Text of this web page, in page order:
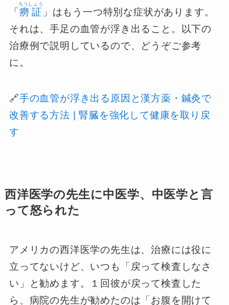
「癆証
ろうしょう
」はもう一つ特別な症状があります。
それは、手足の血管が浮き出ること。以下の
治療例で説明しているので、どうぞご参考
に。
🔗手の血管が浮き出る原因と漢方薬・鍼灸で
改善する方法 | 腎臓を強化して健康を取り戻
す
西洋医学の先生に中医学、中医学と言
って怒られた
アメリカの西洋医学の先生は、治療には役に
立ってないけど、いつも「戻って検査しなさ
い」と勧めます。１回彼が戻って検査した
ら、病院の先生が勧めたのは「お腹を開けて